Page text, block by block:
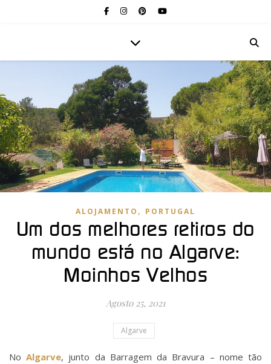
ALOJAMENTO , PORTUGAL
Um dos melhores retiros do
mundo está no Algarve:
Moinhos Velhos
Agosto 25, 2021
Algarve
NoAlgarve, junto da Barragem da Bravura – nome tão